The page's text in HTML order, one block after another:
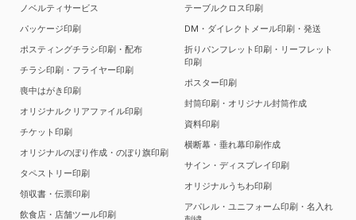
ノベルティサービス
パッケージ印刷
ポスティングチラシ印刷・配布
チラシ印刷・フライヤー印刷
喪中はがき印刷
オリジナルクリアファイル印刷
チケット印刷
オリジナルのぼり作成・のぼり旗印刷
タペストリー印刷
領収書・伝票印刷
飲食店・店舗ツール印刷
テーブルクロス印刷
DM・ダイレクトメール印刷・発送
折りパンフレット印刷・リーフレット
印刷
ポスター印刷
封筒印刷・オリジナル封筒作成
資料印刷
横断幕・垂れ幕印刷作成
サイン・ディスプレイ印刷
オリジナルうちわ印刷
アパレル・ユニフォーム印刷・名入れ